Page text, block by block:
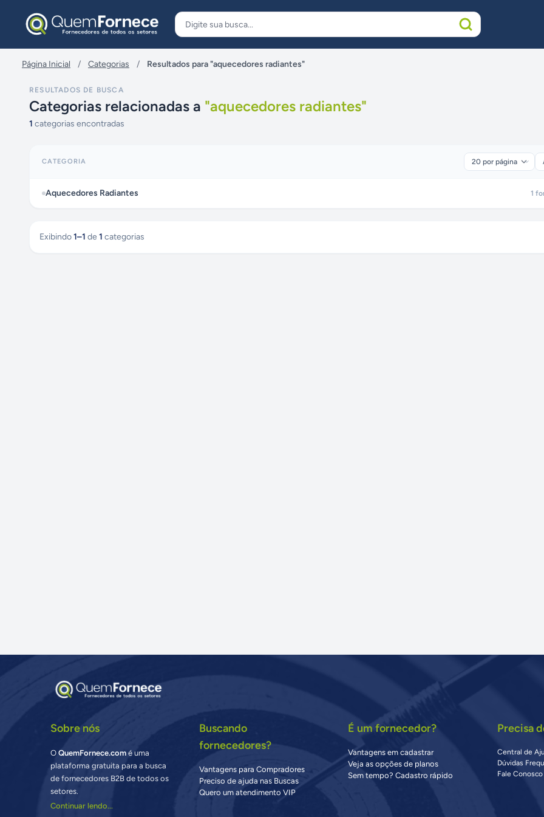
Página Inicial / Categorias / Resultados para "aquecedores radiantes"
RESULTADOS DE BUSCA
Categorias relacionadas a "aquecedores radiantes"
1 categorias encontradas
CATEGORIA
Aquecedores Radiantes 1
Exibindo1–1 de 1 categorias
Sobre nós
OQuemFornece.com é uma
plataforma gratuita para a busca
de fornecedores B2B de todos os
setores.
Continuar lendo...
Buscando
fornecedores?
Vantagens para Compradores
Preciso de ajuda nas Buscas
Quero um atendimento VIP
É um fornecedor?
Vantagens em cadastrar
Veja as opções de planos
Sem tempo? Cadastro rápido
Precisa
Central de
Dúvidas
Fale Conosco